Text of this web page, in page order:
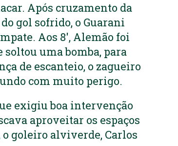
Após cruzamento da
gol sofrido, o Guarani
Aos 8′, Alemão foi
uma bomba, para
de escanteio, o zagueiro
com muito perigo.
exigiu boa intervenção
aproveitar os espaços
o goleiro alviverde, Carlos